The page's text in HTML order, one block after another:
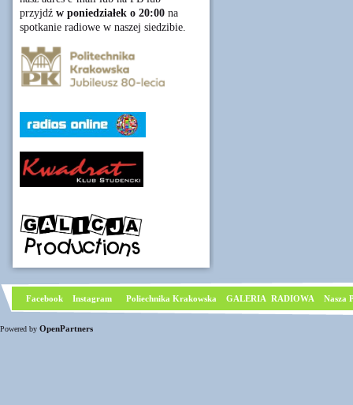
przyjdź w poniedziałek o 20:00 na
spotkanie radiowe w naszej siedzibie.
Facebook Instagram Poliechnika Krakowska GALERIA RADIOWA Nasza
Powered by OpenPartners